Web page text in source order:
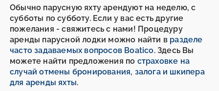
Обычно парусную яхту арендуют на неделю, с
субботы по субботу. Если у вас есть другие
пожелания - свяжитесь с нами! Процедуру
аренды парусной лодки можно найти в разделе
часто задаваемых вопросов Boatico. Здесь Вы
можете найти предложения по страховке на
случай отмены бронирования, залога и шкипера
для аренды яхты.